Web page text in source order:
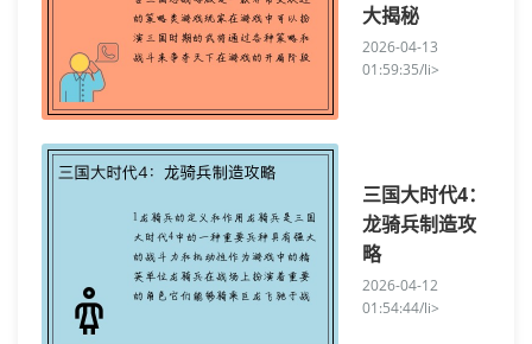
大揭秘
2026-04-13
01:59:35/li>
三国大时代4：
龙骑兵制造攻
略
2026-04-12
01:54:44/li>